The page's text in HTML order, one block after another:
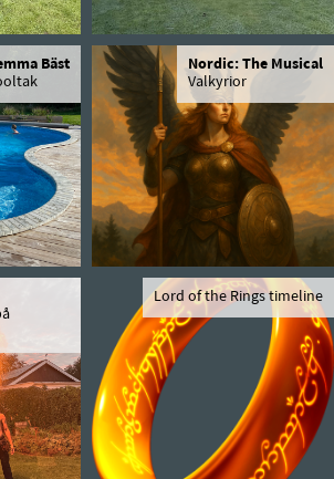
Bäst
Nordic: The Musical
Valkyrior
Lord of the Rings timeline